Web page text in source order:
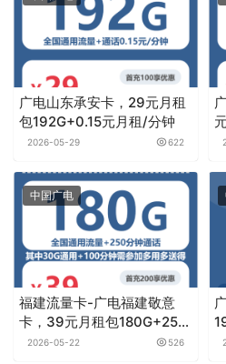
更多免费领卡商城请
原创文章，作者：卡云通讯，如若
https://www.0haoka.cn/p/1578
流量卡网是一个专注于分享和推荐
卡，校园卡，政企卡，无限流量卡
支持在线免费申请办理，选正规官
微信客服（微信群